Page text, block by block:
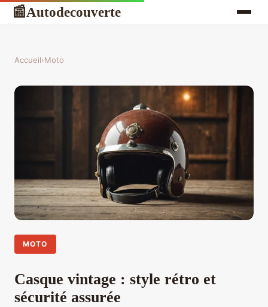
📰Autodecouverte
Accueil›Moto
MOTO
Casque vintage : style rétro et
sécurité assurée